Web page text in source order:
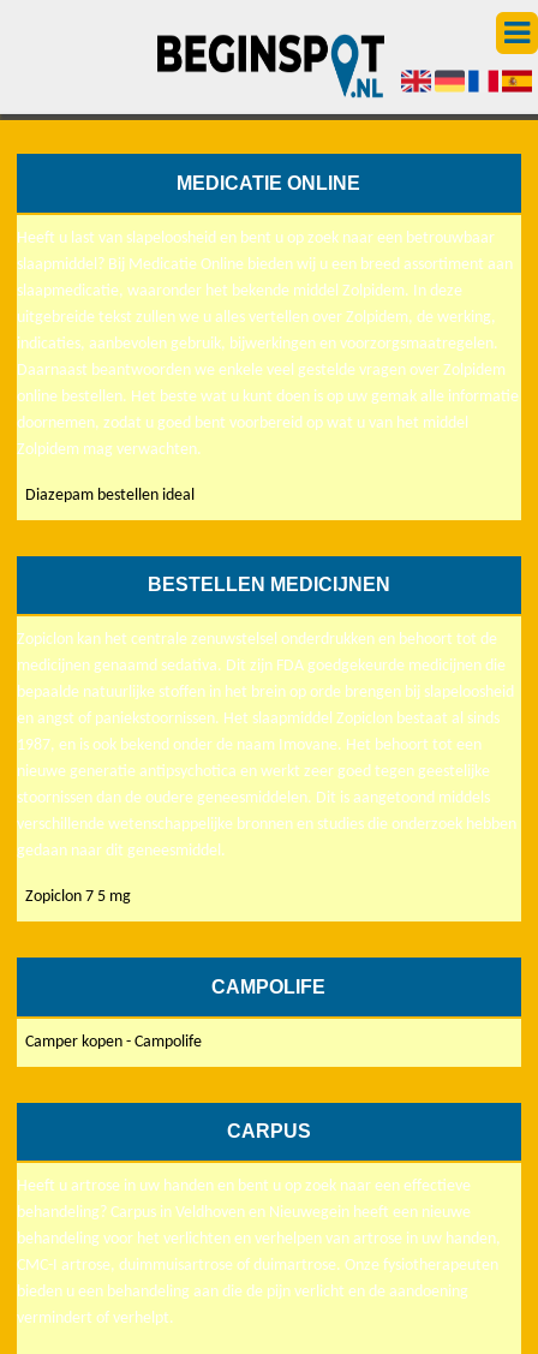
MEDICATIE ONLINE
Heeft u last van slapeloosheid en bent u op zoek naar een betrouwbaar
slaapmiddel? Bij Medicatie Online bieden wij u een breed assortiment aan
slaapmedicatie, waaronder het bekende middel Zolpidem. In deze
uitgebreide tekst zullen we u alles vertellen over Zolpidem, de werking,
indicaties, aanbevolen gebruik, bijwerkingen en voorzorgsmaatregelen.
Daarnaast beantwoorden we enkele veel gestelde vragen over Zolpidem
online bestellen. Het beste wat u kunt doen is op uw gemak alle informatie
doornemen, zodat u goed bent voorbereid op wat u van het middel
Zolpidem mag verwachten.
Diazepam bestellen ideal
BESTELLEN MEDICIJNEN
Zopiclon kan het centrale zenuwstelsel onderdrukken en behoort tot de
medicijnen genaamd sedativa. Dit zijn FDA goedgekeurde medicijnen die
bepaalde natuurlijke stoffen in het brein op orde brengen bij slapeloosheid
en angst of paniekstoornissen. Het slaapmiddel Zopiclon bestaat al sinds
1987, en is ook bekend onder de naam Imovane. Het behoort tot een
nieuwe generatie antipsychotica en werkt zeer goed tegen geestelijke
stoornissen dan de oudere geneesmiddelen. Dit is aangetoond middels
verschillende wetenschappelijke bronnen en studies die onderzoek hebben
gedaan naar dit geneesmiddel.
Zopiclon 7 5 mg
CAMPOLIFE
Camper kopen - Campolife
CARPUS
Heeft u artrose in uw handen en bent u op zoek naar een effectieve
behandeling? Carpus in Veldhoven en Nieuwegein heeft een nieuwe
behandeling voor het verlichten en verhelpen van artrose in uw handen,
CMC-I artrose, duimmuisartrose of duimartrose. Onze fysiotherapeuten
bieden u een behandeling aan die de pijn verlicht en de aandoening
vermindert of verhelpt.